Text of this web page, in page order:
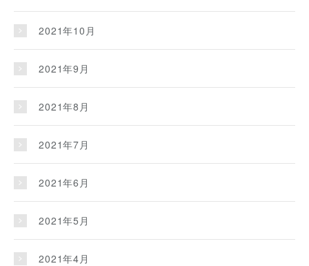
2021年10月
2021年9月
2021年8月
2021年7月
2021年6月
2021年5月
2021年4月